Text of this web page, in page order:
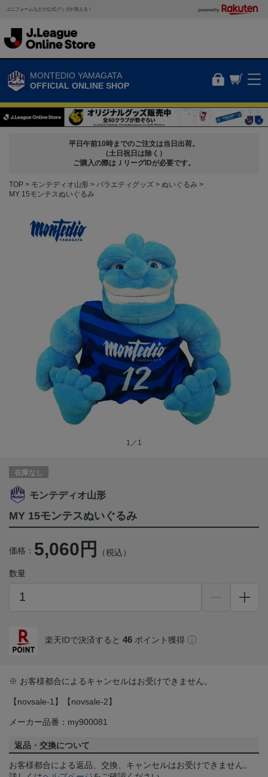
ユニフォームなどの公式グッズが買える！ powered by
MONTEDIO YAMAGATA
OFFICIAL ONLINE SHOP
平日午前10時までのご注文は当日出荷。
（土日祝日は除く）
ご購入の際はＪリーグIDが必要です。
TOP モンテディオ山形 バラエティグッズ
ぬいぐるみ
MY 15モンテスぬいぐるみ
1／1
在庫なし
モンテディオ山形
MY 15モンテスぬいぐるみ
価格： 5,060円 （税込）
数量
楽天IDで決済すると 46 ポイント獲得
※ お客様都合によるキャンセルはお受けできません。
【novsale-1】【novsale-2】
メーカー品番：my900081
返品・交換について
お客様都合による返品、交換、キャンセルはお受けできません。